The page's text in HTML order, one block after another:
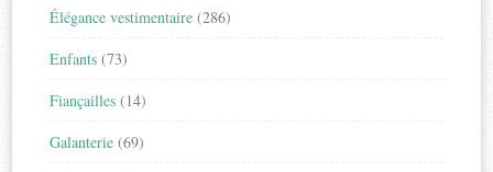
Élégance vestimentaire (286)
Enfants (73)
Fiançailles (14)
Galanterie (69)